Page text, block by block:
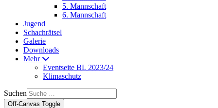
5. Mannschaft
6. Mannschaft
Jugend
Schachrätsel
Galerie
Downloads
Mehr
Eventseite BL 2023/24
Klimaschutz
Suchen
Off-Canvas Toggle